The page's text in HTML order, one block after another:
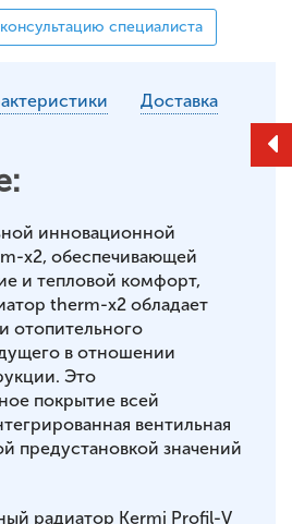
специалиста
Доставка
инновационной
x2, обеспечивающей
и тепловой комфорт,
therm-x2 обладает
отопительного
в отношении
Это
покрытие всей
вентильная
предустановкой значений
радиатор Kermi Profil-V